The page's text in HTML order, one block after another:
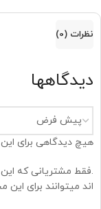
نظرات (0)
دیدگاهها
هیچ دیدگاهی برای
.فقط مشتریانی که
اند میتوانند برای